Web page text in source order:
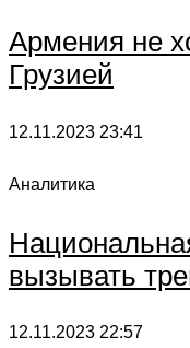
Армения не
Грузией
12.11.2023 23:41
Аналитика
вызывать
12.11.2023 22:57